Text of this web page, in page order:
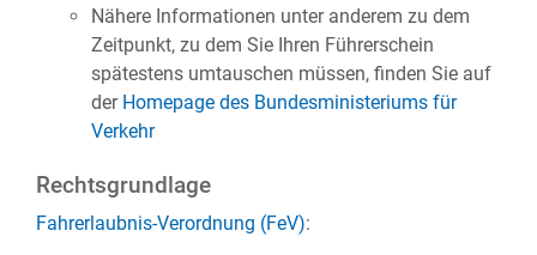
Nähere Informationen unter anderem zu dem
Zeitpunkt, zu dem Sie Ihren Führerschein
spätestens umtauschen müssen, finden Sie auf
der Homepage des Bundesministeriums für
Verkehr
Rechtsgrundlage
Fahrerlaubnis-Verordnung (FeV):